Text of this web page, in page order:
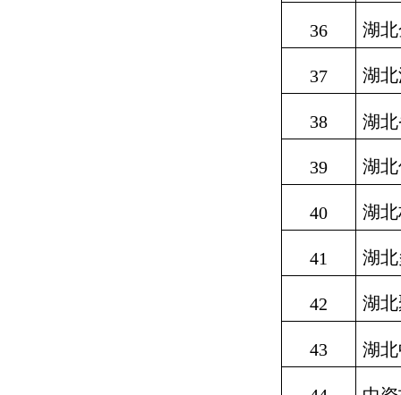
36 湖
37 湖
38 湖
39 湖
40 湖
41 湖
42 湖
43 湖